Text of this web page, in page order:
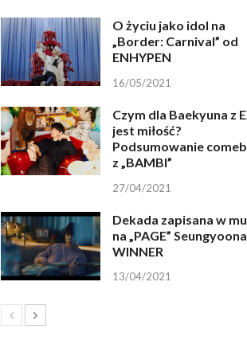
O życiu jako idol na
„Border: Carnival” od
ENHYPEN
16/05/2021
Czym dla Baekyuna z
jest miłość?
Podsumowanie
z „BAMBI”
27/04/2021
Dekada zapisana w
na „PAGE”
WINNER
13/04/2021